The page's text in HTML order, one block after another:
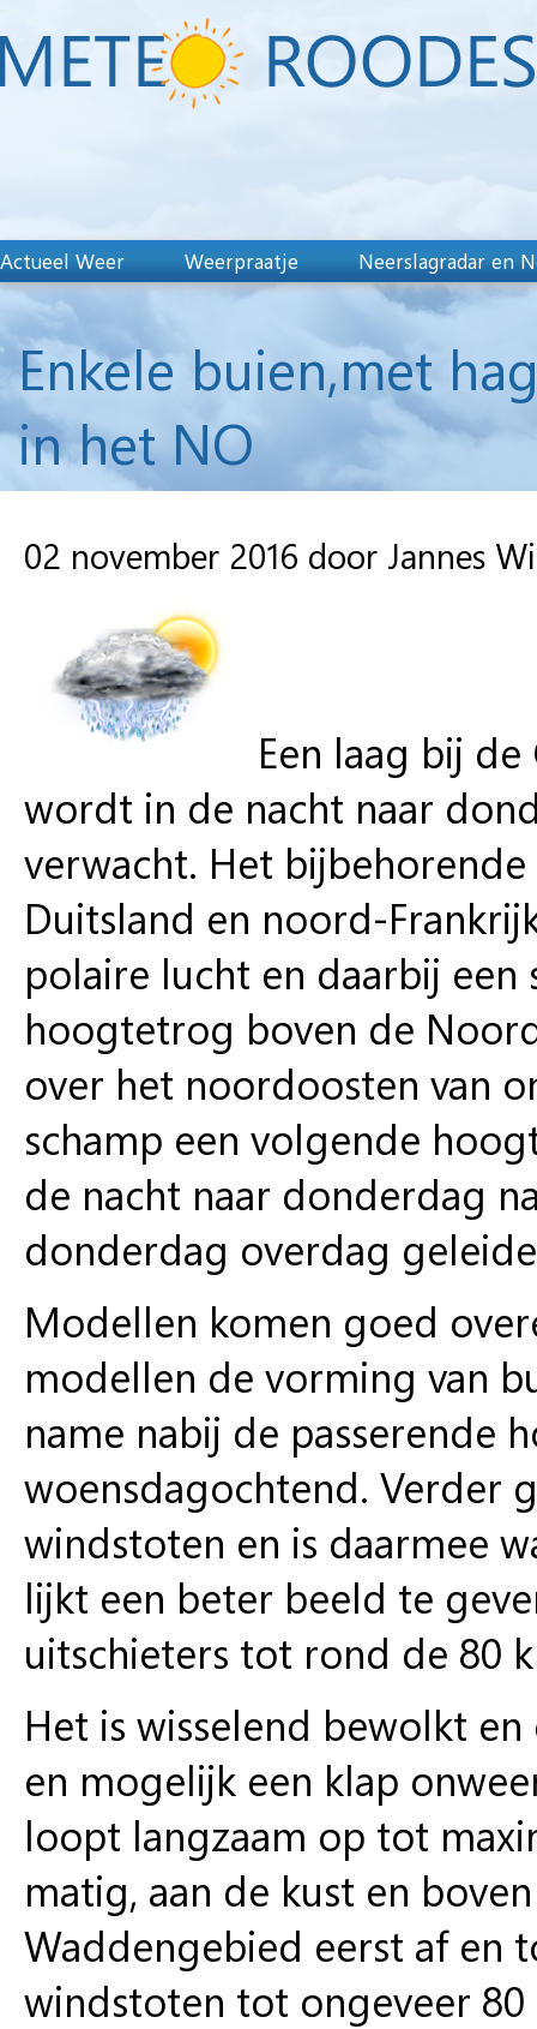
Actueel Weer Weerpraatje Neerslagradar en
Enkele buien,met
in het NO
02 november 2016 door Jannes
Een laag bij
wordt in de nacht naar
verwacht. Het
Duitsland en noord-
polaire lucht en daarbij
hoogtetrog boven de
over het noordoosten van
schamp een volgende
de nacht naar donderdag
donderdag overdag
Modellen komen goed
modellen de vorming van
name nabij de passerende
woensdagochtend. Verder
windstoten en is daarmee
lijkt een beter beeld te
uitschieters tot rond de 80
Het is wisselend bewolkt
en mogelijk een klap
loopt langzaam op tot
matig, aan de kust en
Waddengebied eerst af en
windstoten tot ongeveer